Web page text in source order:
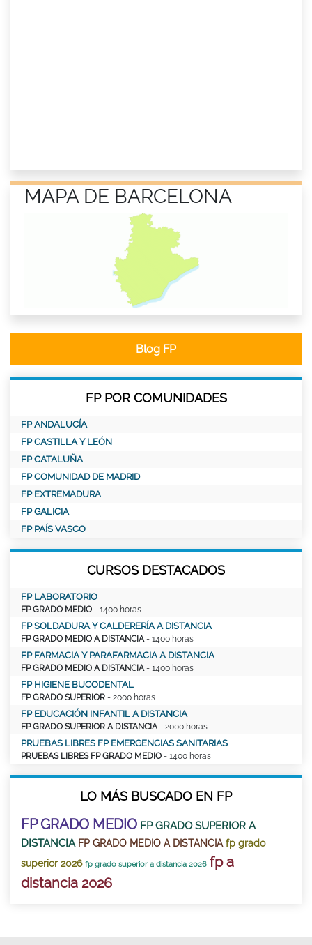
MAPA DE BARCELONA
Blog FP
FP POR COMUNIDADES
FP ANDALUCÍA
FP CASTILLA Y LEÓN
FP CATALUÑA
FP COMUNIDAD DE MADRID
FP EXTREMADURA
FP GALICIA
FP PAÍS VASCO
CURSOS DESTACADOS
FP LABORATORIO
FP GRADO MEDIO - 1400 horas
FP SOLDADURA Y CALDERERÍA A DISTANCIA
FP GRADO MEDIO A DISTANCIA - 1400 horas
FP FARMACIA Y PARAFARMACIA A DISTANCIA
FP GRADO MEDIO A DISTANCIA - 1400 horas
FP HIGIENE BUCODENTAL
FP GRADO SUPERIOR - 2000 horas
FP EDUCACIÓN INFANTIL A DISTANCIA
FP GRADO SUPERIOR A DISTANCIA - 2000 horas
PRUEBAS LIBRES FP EMERGENCIAS SANITARIAS
PRUEBAS LIBRES FP GRADO MEDIO - 1400 horas
LO MÁS BUSCADO EN FP
FP GRADO MEDIO FP GRADO SUPERIOR A
DISTANCIA FP GRADO MEDIO A DISTANCIA fp grado
superior 2026 fp grado superior a distancia 2026 fp a
distancia 2026